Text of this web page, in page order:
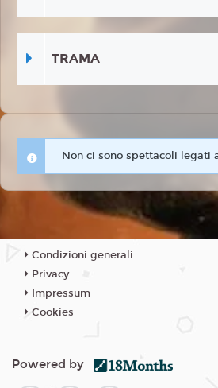
TRAMA
Non ci sono spettacoli legati
Condizioni generali
Privacy
Impressum
Cookies
Powered by